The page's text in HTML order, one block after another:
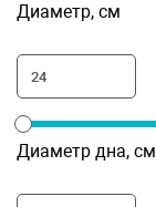
Диаметр, см
Диаметр дна, см